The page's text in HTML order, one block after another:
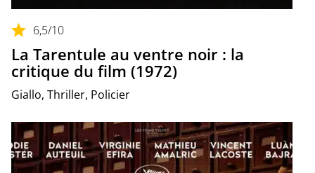
6,5/10
La Tarentule au ventre noir : la
critique du film (1972)
Giallo, Thriller, Policier